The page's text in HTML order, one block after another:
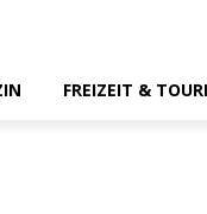
FREIZEIT &